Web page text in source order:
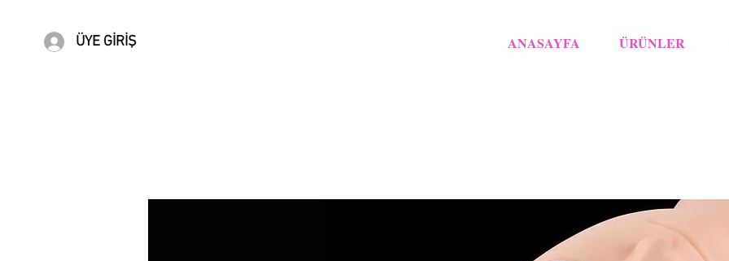
ANASAYFA ÜRÜNLER
ÜYE GİRİŞ